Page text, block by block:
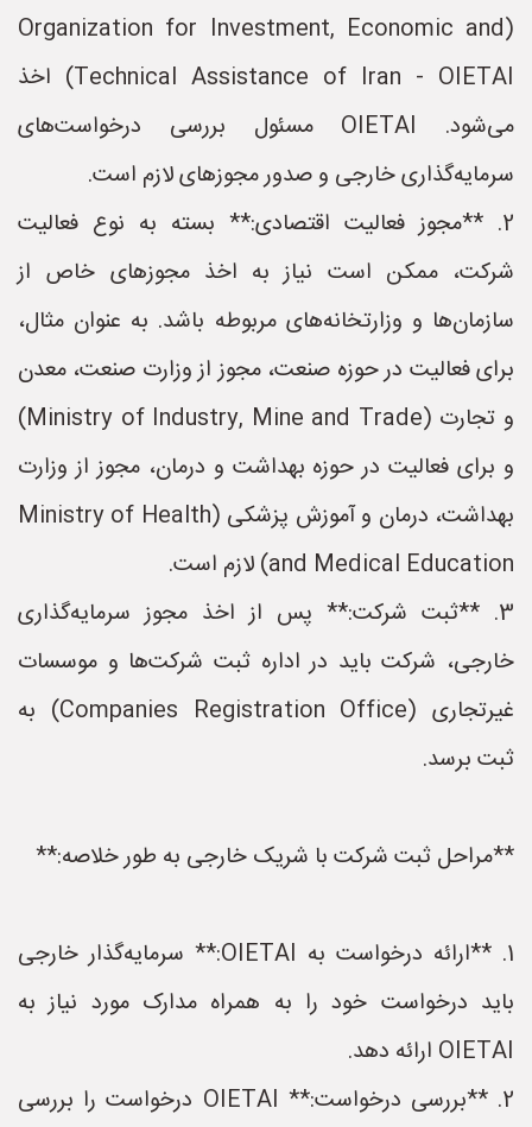
(Organization for Investment, Economic and
Technical Assistance of Iran - OIETAI) اخذ
می‌شود. OIETAI مسئول بررسی درخواست‌های
سرمایه‌گذاری خارجی و صدور مجوزهای لازم است.
2. **مجوز فعالیت اقتصادی:** بسته به نوع فعالیت
شرکت، ممکن است نیاز به اخذ مجوزهای خاص از
سازمان‌ها و وزارتخانه‌های مربوطه باشد. به عنوان مثال،
برای فعالیت در حوزه صنعت، مجوز از وزارت صنعت، معدن
و تجارت (Ministry of Industry, Mine and Trade)
و برای فعالیت در حوزه بهداشت و درمان، مجوز از وزارت
بهداشت، درمان و آموزش پزشکی (Ministry of Health
and Medical Education) لازم است.
3. **ثبت شرکت:** پس از اخذ مجوز سرمایه‌گذاری
خارجی، شرکت باید در اداره ثبت شرکت‌ها و موسسات
غیرتجاری (Companies Registration Office) به
ثبت برسد.
**مراحل ثبت شرکت با شریک خارجی به طور خلاصه:**
1. **ارائه درخواست به OIETAI:** سرمایه‌گذار خارجی
باید درخواست خود را به همراه مدارک مورد نیاز به
OIETAI ارائه دهد.
2. **بررسی درخواست:** OIETAI درخواست را بررسی